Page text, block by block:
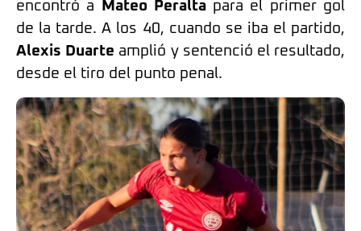
encontró a
Mateo Peraltapara el primer gol
de la tarde. A los 40, cuando se iba el partido,
Alexis Duarte amplió y sentenció el resultado,
desde el tiro del punto penal.